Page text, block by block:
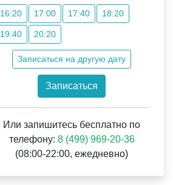
16:20 17:00 17:40 18:20
19:40 20:20
Записаться на другую дату
Записаться
Или запишитесь бесплатно по
телефону: 8 (499) 969-20-36
(08:00-22:00, ежедневно)